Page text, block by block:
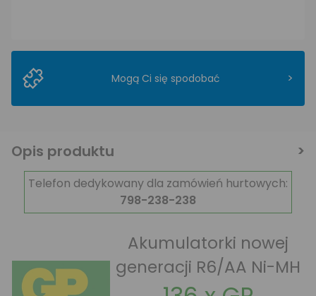
Mogą Ci się spodobać >
Opis produktu
Telefon dedykowany dla zamówień hurtowych:
798-238-238
Akumulatorki nowej
generacji R6/AA Ni-MH